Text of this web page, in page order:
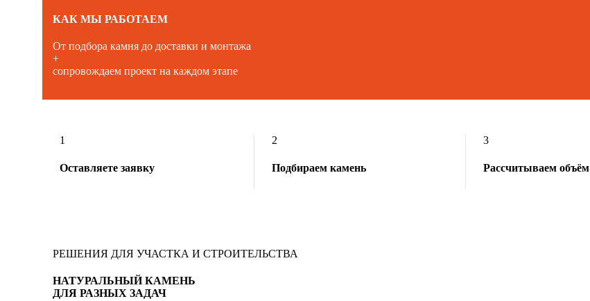
КАК МЫ РАБОТАЕМ
От подбора камня до доставки и монтажа
+
сопровождаем проект на каждом этапе
1
Оставляете заявку
2
Подбираем камень
3
Рассчитываем объём
РЕШЕНИЯ ДЛЯ УЧАСТКА И СТРОИТЕЛЬСТВА
НАТУРАЛЬНЫЙ КАМЕНЬ
ДЛЯ РАЗНЫХ ЗАДАЧ